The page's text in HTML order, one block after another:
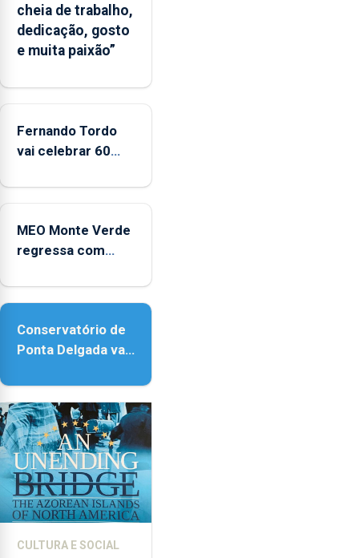
cheia de trabalho,
dedicação, gosto
e muita paixão”
Fernando Tordo
vai celebrar 60
no Coliseu
MEO Monte Verde
regressa com
acessibilidade
Conservatório de
Ponta Delgada vai
instrumentos
CULTURA E SOCIAL